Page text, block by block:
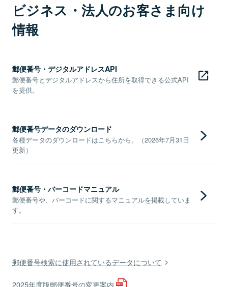
ビジネス・法人のお客さま向け
情報
郵便番号・デジタルアドレスAPI
郵便番号とデジタルアドレスから住所を取得できる公式API
を提供。
郵便番号データのダウンロード
各種データのダウンロードはこちらから。（2026年7月31日
更新）
郵便番号・バーコードマニュアル
郵便番号や、バーコードに関するマニュアルを掲載していま
す。
郵便番号検索に使用されているデータについて
2025年度版郵便番号の変更案内